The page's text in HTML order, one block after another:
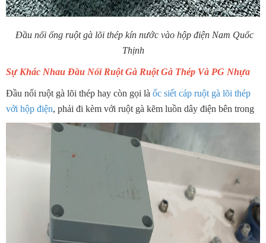
Đầu nối ống ruột gà lõi thép kín nước vào hộp điện Nam Quốc
Thịnh
Sự Khác Nhau Đầu Nối Ruột Gà Ruột Gà Thép Và PG Nhựa
Đầu nối ruột gà lõi thép hay còn gọi là ốc siết cáp ruột gà lõi thép
với hộp điện, phải đi kèm với ruột gà kẽm luồn dây điện bên trong